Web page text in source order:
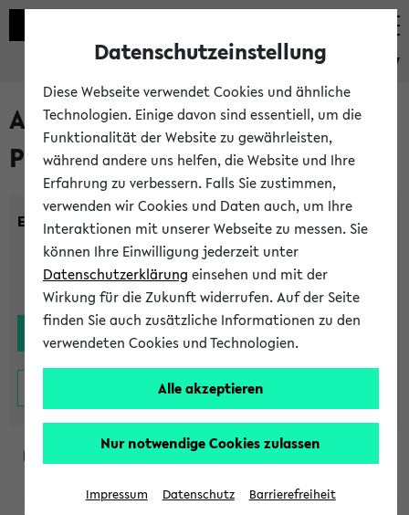
eKVV
Alle noch stattfindenden
Prüfungen
Einrichtung:
Datenschutzeinstellung
Diese Webseite verwendet Cookies und ähnliche
Technologien. Einige davon sind essentiell, um die
Funktionalität der Website zu gewährleisten,
während andere uns helfen, die Website und Ihre
Erfahrung zu verbessern. Falls Sie zustimmen,
verwenden wir Cookies und Daten auch, um Ihre
Interaktionen mit unserer Webseite zu messen. Sie
können Ihre Einwilligung jederzeit unter
Datenschutzerklärung einsehen und mit der
Wirkung für die Zukunft widerrufen. Auf der Seite
finden Sie auch zusätzliche Informationen zu den
verwendeten Cookies und Technologien.
Alle akzeptieren
Nur notwendige Cookies zulassen
Impressum Datenschutz Barrierefreiheit